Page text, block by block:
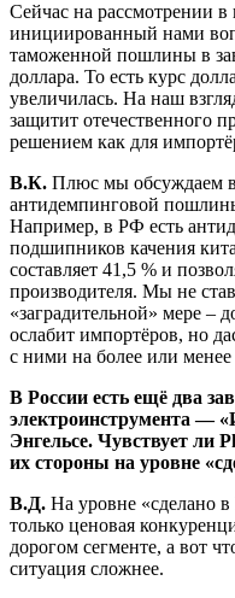
Сейчас на рассмотрении в
инициированный нами
таможенной пошлины в
доллара. То есть курс
увеличилась. На наш
защитит отечественного
решением как для
В.К. Плюс мы обсуждаем
антидемпинговой
Например, в РФ есть
подшипников качения
составляет 41,5 % и
производителя. Мы не
«заградительной» мере –
ослабит импортёров, но
с ними на более или
В России есть ещё два
электроинструмента —
Энгельсе. Чувствует ли
их стороны на уровне
В.Д. На уровне «сделано
только ценовая
дорогом сегменте, а вот
ситуация сложнее.